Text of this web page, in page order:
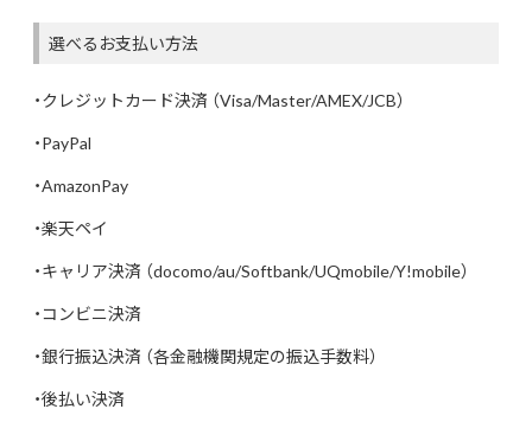
選べるお支払い方法
・クレジットカード決済 （Visa/Master/AMEX/JCB）
・PayPal
・AmazonPay
・楽天ペイ
・キャリア決済 （docomo/au/Softbank/UQmobile/Y!mobile）
・コンビニ決済
・銀行振込決済 （各金融機関規定の振込手数料）
・後払い決済